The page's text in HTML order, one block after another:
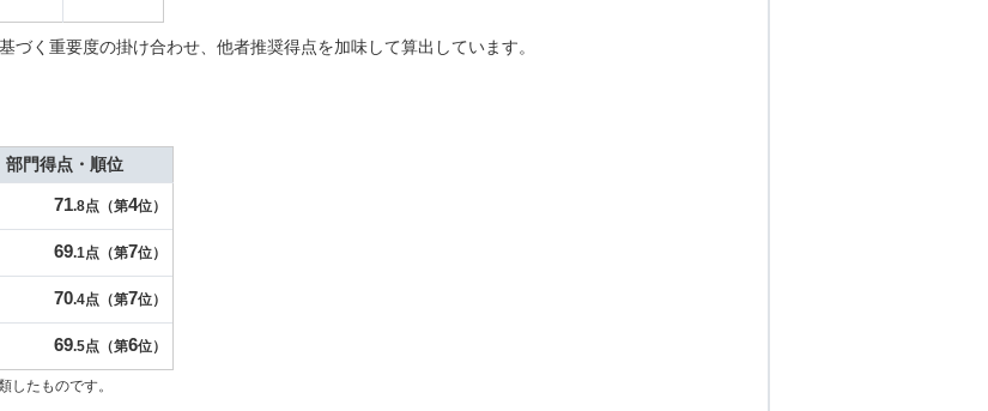
く重要度の掛け合わせ、他者推奨得点を加味して算出しています。
部門得点・順位
71.8点（第4位）
69.1点（第7位）
70.4点（第7位）
69.5点（第6位）
たものです。